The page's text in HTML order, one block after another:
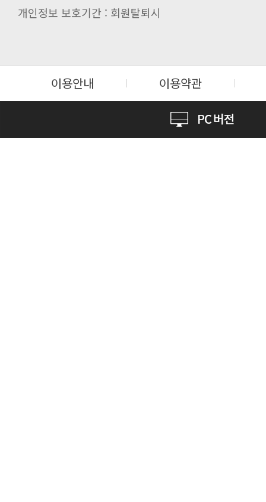
개인정보 보호기간 : 회원탈퇴시
이용안내 이용약관